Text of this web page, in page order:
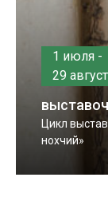
1 июля -
29
Цикл
нохчий»